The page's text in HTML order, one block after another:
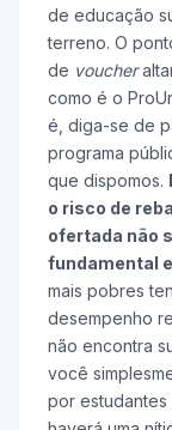
de educação
terreno. O
de voucher
como é o
é, diga-se de
programa
que dispomos.
o risco de
ofertada não
fundamental
mais pobres
desempenho
não encontra
você
por estudantes